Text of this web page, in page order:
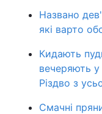
Названо
які варто
Кидають
вечеряють у
Різдво з
Смачні